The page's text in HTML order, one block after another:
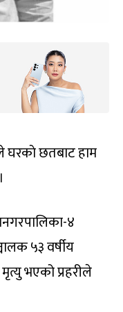
घरकाे छतबाट हाम
४
५३ वर्षीय
भएको प्रहरीले